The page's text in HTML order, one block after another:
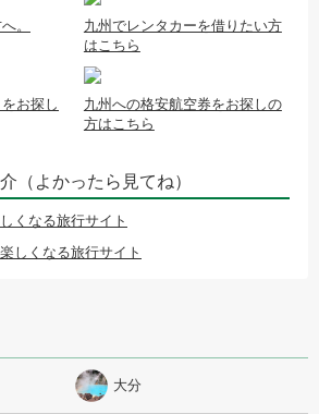
。
九州でレンタカーを借りたい方
はこちら
お探し
九州への格安航空券をお探しの
方はこちら
（よかったら見てね）
大分